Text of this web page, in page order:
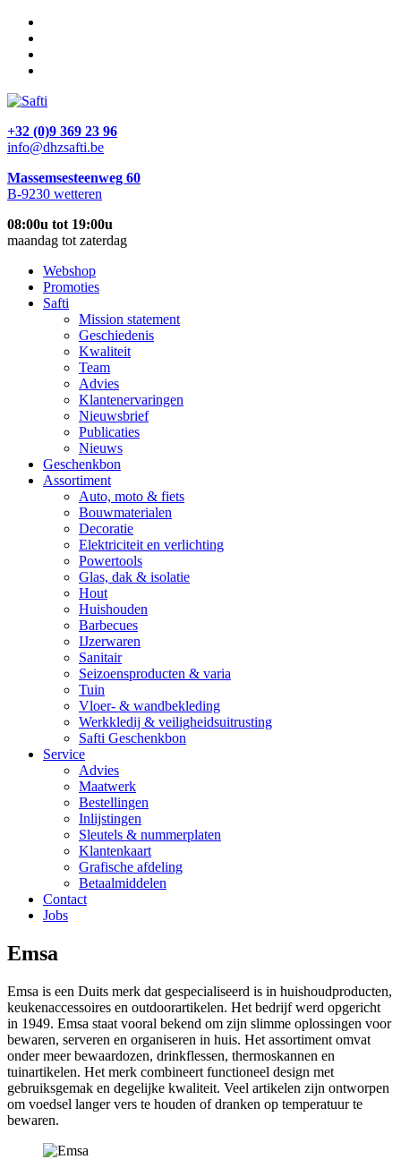
+32 (0)9 369 23 96
info@dhzsafti.be
Massemsesteenweg 60
B-9230 wetteren
08:00u tot 19:00u
maandag tot zaterdag
Webshop
Promoties
Safti
Mission statement
Geschiedenis
Kwaliteit
Team
Advies
Klantenervaringen
Nieuwsbrief
Publicaties
Nieuws
Geschenkbon
Assortiment
Auto, moto & fiets
Bouwmaterialen
Decoratie
Elektriciteit en verlichting
Powertools
Glas, dak & isolatie
Hout
Huishouden
Barbecues
IJzerwaren
Sanitair
Seizoensproducten & varia
Tuin
Vloer- & wandbekleding
Werkkledij & veiligheidsuitrusting
Safti Geschenkbon
Service
Advies
Maatwerk
Bestellingen
Inlijstingen
Sleutels & nummerplaten
Klantenkaart
Grafische afdeling
Betaalmiddelen
Contact
Jobs
Emsa
Emsa is een Duits merk dat gespecialiseerd is in huishoudproducten,
keukenaccessoires en outdoorartikelen. Het bedrijf werd opgericht
in 1949. Emsa staat vooral bekend om zijn slimme oplossingen voor
bewaren, serveren en organiseren in huis. Het assortiment omvat
onder meer bewaardozen, drinkflessen, thermoskannen en
tuinartikelen. Het merk combineert functioneel design met
gebruiksgemak en degelijke kwaliteit. Veel artikelen zijn ontworpen
om voedsel langer vers te houden of dranken op temperatuur te
bewaren.